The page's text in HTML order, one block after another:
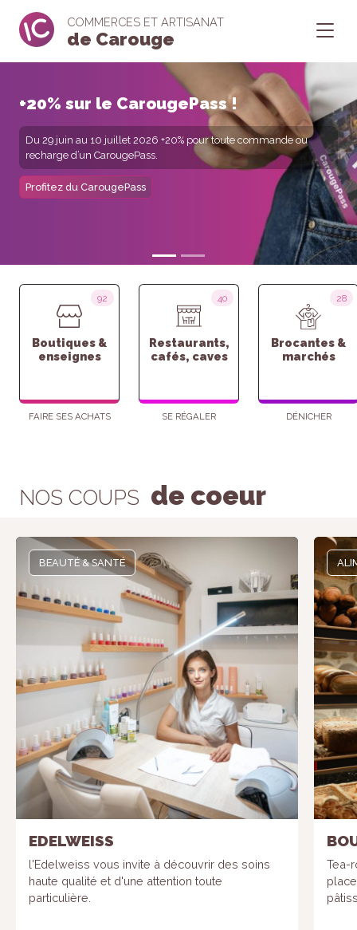
COMMERCES ET ARTISANAT
de Carouge
+20% sur le CarougePass !
Du 29 juin au 10 juillet 2026 +20% pour toute commande ou
recharge d’un CarougePass.
Profitez du CarougePass
Vive le printemps !
À Carouge, les commerces s’animent, les vitrines fleurissent et
les rues invitent à flâner, découvrir et profiter.
Profitez du Printemps
92
Boutiques &
enseignes
FAIRE SES ACHATS
40
Restaurants,
cafés, caves
SE RÉGALER
28
Brocantes &
marchés
DÉNICHER
NOS COUPS de coeur
BEAUTÉ & SANTÉ
EDELWEISS
l'Edelweiss vous invite à découvrir des soins
haute qualité et d'une attention toute
particulière.
Tea-
Nécessaire
Ces cookies ne
sont pas
facultatifs. Ils
sont
nécessaires au
fonctionnement
du site Web.
Statistiques
Afin que
nous
puissions
améliorer la
fonctionnalité
et la
fonction de la
façon dont le